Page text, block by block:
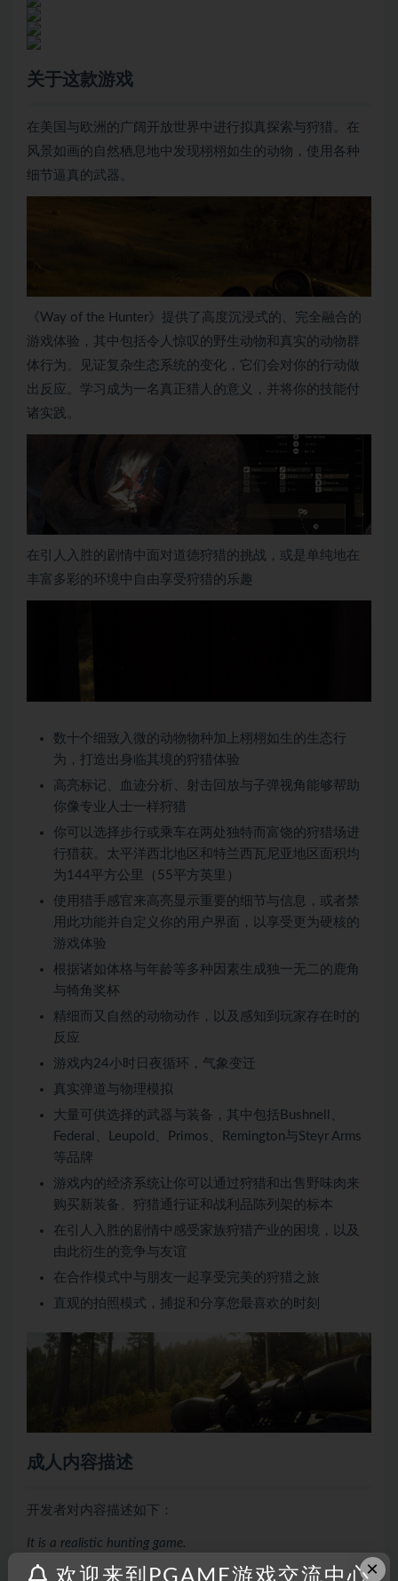
关于这款游戏
在美国与欧洲的广阔开放世界中进行拟真探索与狩猎。在
风景如画的自然栖息地中发现栩栩如生的动物，使用各种
细节逼真的武器。
《Way of the Hunter》提供了高度沉浸式的、完全融合的
游戏体验，其中包括令人惊叹的野生动物和真实的动物群
体行为。见证复杂生态系统的变化，它们会对你的行动做
出反应。学习成为一名真正猎人的意义，并将你的技能付
诸实践。
在引人入胜的剧情中面对道德狩猎的挑战，或是单纯地在
丰富多彩的环境中自由享受狩猎的乐趣
数十个细致入微的动物物种加上栩栩如生的生态行
为，打造出身临其境的狩猎体验
高亮标记、血迹分析、射击回放与子弹视角能够帮助
你像专业人士一样狩猎
你可以选择步行或乘车在两处独特而富饶的狩猎场进
行猎获。太平洋西北地区和特兰西瓦尼亚地区面积均
为144平方公里（55平方英里）
使用猎手感官来高亮显示重要的细节与信息，或者禁
用此功能并自定义你的用户界面，以享受更为硬核的
游戏体验
根据诸如体格与年龄等多种因素生成独一无二的鹿角
与犄角奖杯
精细而又自然的动物动作，以及感知到玩家存在时的
反应
游戏内24小时日夜循环，气象变迁
真实弹道与物理模拟
大量可供选择的武器与装备，其中包括Bushnell、
Federal、Leupold、Primos、Remington与Steyr Arms
等品牌
游戏内的经济系统让你可以通过狩猎和出售野味肉来
购买新装备、狩猎通行证和战利品陈列架的标本
在引人入胜的剧情中感受家族狩猎产业的困境，以及
由此衍生的竞争与友谊
在合作模式中与朋友一起享受完美的狩猎之旅
直观的拍照模式，捕捉和分享您最喜欢的时刻
成人内容描述
开发者对内容描述如下：
It is a realistic hunting game.
Animals are shot and killed with rifles, blood splatters are
×
欢迎来到PGAME游戏交流中心